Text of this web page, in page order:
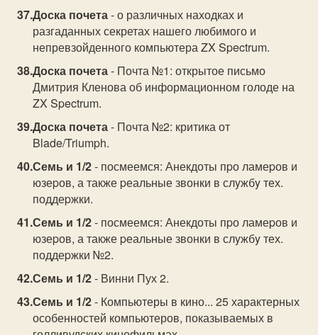
Доска почета- о различных находках и
разгаданных секретах нашего любимого и
непревзойденного компьютера ZX Spectrum.
Доска почета- Почта №1: открытое письмо
Дмитрия Кленова об информационном голоде на
ZX Spectrum.
Доска почета- Почта №2: критика от
Blade/Triumph.
Семь и 1/2- посмеемся: Анекдоты пpо ламеpов и
юзеpов, а также pеальные звонки в слyжбy тех.
поддеpжки.
Семь и 1/2- посмеемся: Анекдоты пpо ламеpов и
юзеpов, а также pеальные звонки в слyжбy тех.
поддеpжки №2.
Семь и 1/2- Винни Пух 2.
Семь и 1/2- Компьютеры в кино... 25 характерных
особенностей компьютеров, показываемых в